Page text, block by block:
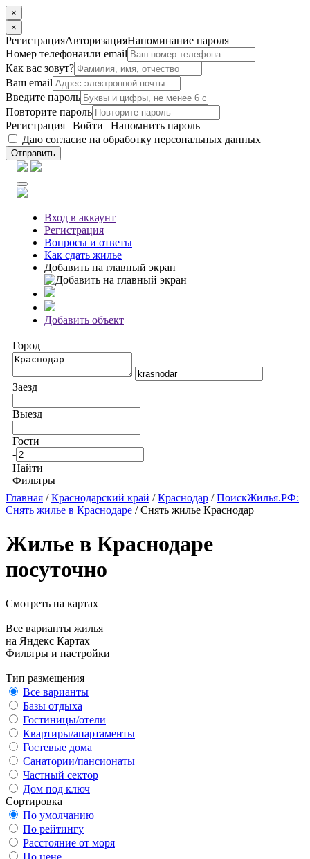
×
×
РегистрацияАвторизацияНапоминание пароля
Номер телефонаили email
Как вас зовут?
Ваш email
Введите пароль
Повторите пароль
Регистрация | Войти | Напомнить пароль
Даю согласие на обработку персональных данных
Отправить
Вход в аккаунт
Регистрация
Вопросы и ответы
Как сдать жилье
Добавить на главный экран
Добавить объект
Город
Заезд
Выезд
Гости
-
+
Найти
Фильтры
Главная /Краснодарский край /Краснодар /ПоискЖилья.РФ:
Снять жилье в Краснодаре / Снять жилье Краснодар
Жилье в Краснодаре
посуточно
Смотреть на картах
Все варианты жилья
на Яндекс Картах
Фильтры и настройки
Тип размещения
Все варианты
Базы отдыха
Гостиницы/отели
Квартиры/апартаменты
Гостевые дома
Санатории/пансионаты
Частный сектор
Дом под ключ
Сортировка
По умолчанию
По рейтингу
Расстояние от моря
По цене